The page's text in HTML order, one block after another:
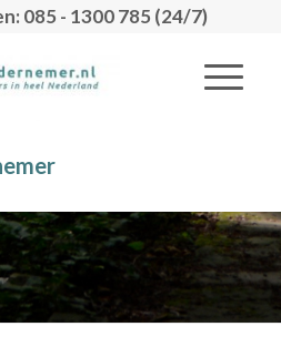
085 - 1300 785 (24/7)